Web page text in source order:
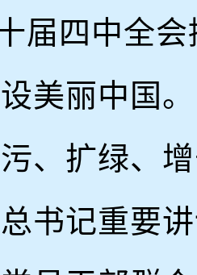
届四中全
美丽中国
、扩绿、
书记重要